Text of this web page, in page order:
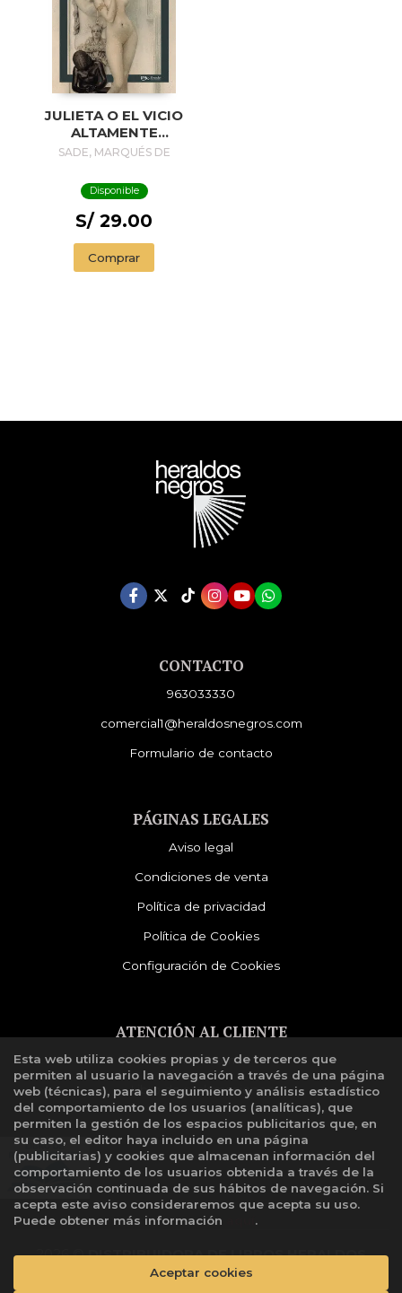
JULIETA O EL VICIO
ALTAMENTE
RECOMPENSADO -
SADE, MARQUÉS DE
Disponible
S/ 29.00
Comprar
CONTACTO
963033330
comercial1@heraldosnegros.com
Formulario de contacto
PÁGINAS LEGALES
Aviso legal
Condiciones de venta
Política de privacidad
Política de Cookies
Configuración de Cookies
ATENCIÓN AL CLIENTE
Quiénes somos
Libro de reclamaciones
2026 ©DISTRIBUIDORA DE LIBROS HERALDOS
. Todos los Derechos Reservados |
Esta web utiliza cookies propias y de terceros que
permiten al usuario la navegación a través de una página
web (técnicas), para el seguimiento y análisis estadístico
del comportamiento de los usuarios (analíticas), que
permiten la gestión de los espacios publicitarios que, en
su caso, el editor haya incluido en una página
(publicitarias) y cookies que almacenan información del
comportamiento de los usuarios obtenida a través de la
observación continuada de sus hábitos de navegación. Si
acepta este aviso consideraremos que acepta su uso.
Puede obtener más información
.
Aceptar cookies